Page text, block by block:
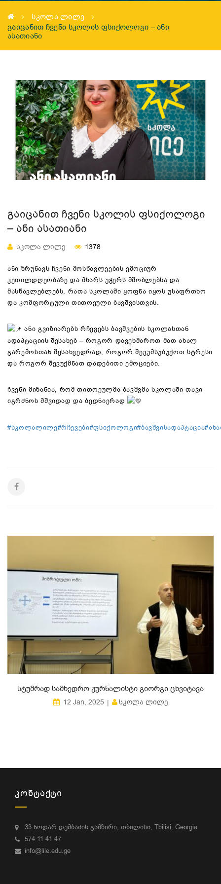
ᲡᲙᲝᲚᲐ ᲚᲘᲚᲔ
ᲒᲐᲘᲪᲐᲜᲘᲗ ᲩᲕᲔᲜᲘ ᲡᲙᲝᲚᲘᲡ ᲤᲡᲘᲥᲝᲚᲝᲒᲘ – ᲐᲜᲘ
ᲐᲡᲐᲗᲘᲐᲜᲘ
ᲒᲐᲘᲪᲐᲜᲘᲗ ᲩᲕᲔᲜᲘ ᲡᲙᲝᲚᲘᲡ ᲤᲡᲘᲥᲝᲚᲝᲒᲘ
– ᲐᲜᲘ ᲐᲡᲐᲗᲘᲐᲜᲘ
ᲡᲙᲝᲚᲐ ᲚᲘᲚᲔ 1378
ანი ზრუნავს ჩვენი მოსწავლეების ემოციურ
კეთილდღეობაზე და მხარს უჭერს მშობლებსა და
მასწავლებლებს, რათა სკოლაში ყოფნაიყოს უსაფრთხო
და კომფორტული თითოეული ბავშვისთვის.
ანი გვიზიარებს რჩევებს ბავშვების სკოლასთან
ადაპტაციის შესახებ – როგორ დავეხმაროთ მათ ახალ
გარემოსთან შესახვედრად, როგორ შევუმსუბუქოთ სტრესი
და როგორ შევუქმნათ დადებითი ემოციები.
ჩვენი მიზანია, რომ თითოეულმა ბავშვმა სკოლაში თავი
იგრძნოს მშვიდად და ბედნიერად
#სკოლალილე#რჩევები#ფსიქოლოგი#ბავშვისადაპტაცია
ᲡᲢᲣᲛᲠᲐᲓ ᲡᲐᲛᲮᲔᲓᲠᲝ ᲟᲣᲠᲜᲐᲚᲘᲡᲢᲘ ᲒᲘᲝᲠᲒᲘ ᲪᲮᲕᲘᲢᲐᲕᲐ
12 Jan, 2025 ᲡᲙᲝᲚᲐ ᲚᲘᲚᲔ
ᲙᲝᲜᲢᲐᲥᲢᲘ
33 ნოდარ დუმბაძის გამზირი, თბილისი, Tbilisi, Georgia
574 11 41 47
info@lile.edu.ge